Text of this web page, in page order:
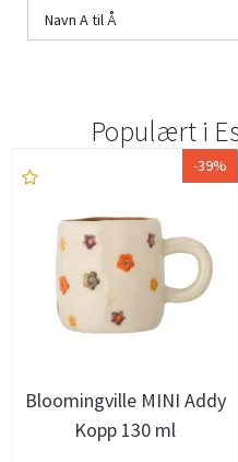
Navn A til Å
Populært i
-39%
Bloomingville MINI Addy
Kopp 130 ml